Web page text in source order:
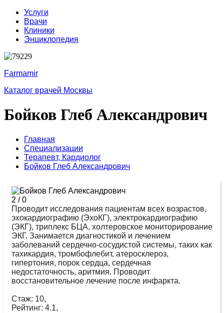
Услуги
Врачи
Клиники
Энциклопедия
Farmamir
Каталог врачей Москвы
Бойков Глеб Александрович
Главная
Специализации
Терапевт, Кардиолог
Бойков Глеб Александрович
2 /0
Проводит исследования пациентам всех возрастов,
эхокардиографию (ЭхоКГ), электрокардиографию
(ЭКГ), триплекс БЦА, холтеровское мониторирование
ЭКГ. Занимается диагностикой и лечением
заболеваний сердечно-сосудистой системы, таких как
тахикардия, тромбофлебит, атеросклероз,
гипертония, порок сердца, сердечная
недостаточность, аритмия. Проводит
восстановительное лечение после инфаркта.
Стаж: 10,
Рейтинг: 4.1,